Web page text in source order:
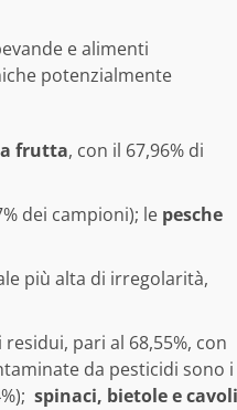
e alimenti
potenzialmente
frutta, con il 67,96% di
dei campioni); le pesche
più alta di irregolarità,
pari al 68,55%, con
da pesticidi sono i
spinaci, bietole e cavoli